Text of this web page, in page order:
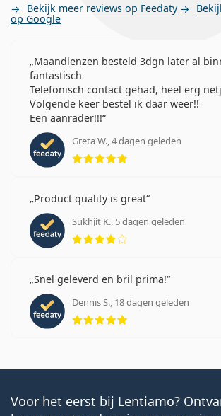
Bekijk meer reviews op Feedaty
op Google
Maandlenzen besteld 3dgn later al
fantastisch
Telefonisch contact gehad, heel erg
Volgende keer bestel ik daar weer!!
Een aanrader!!!
Greta W., 4 dagen geleden
Beoordeling 5 van
Product quality is great
Sukhjit K., 5 dagen geleden
Beoordeling 4 van
Snel geleverd en bril prima!
Dennis S., 18 dagen geleden
Beoordeling 5 van
Voor het eerst bij Lentiamo?